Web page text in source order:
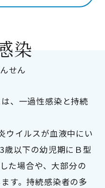
染
せん
、一過性感染と持続
ウイルスが血液中にい
歳以下の幼児期にＢ型
た場合や、大部分の
す。持続感染者の多